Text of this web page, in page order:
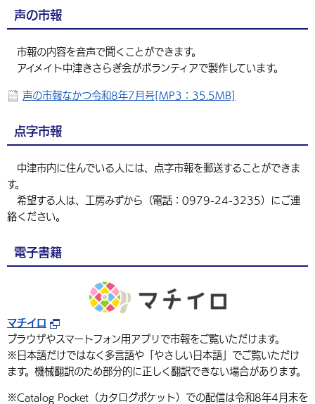
声の市報
市報の内容を音声で聞くことができます。
アイメイト中津きさらぎ会がボランティアで製作しています。
声の市報なかつ令和8年7月号[MP3：35.5MB]
点字市報
中津市内に住んでいる人には、点字市報を郵送することができま
す。
希望する人は、工房みずから（電話：0979-24-3235）にご連
絡ください。
電子書籍
マチイロ
ブラウザやスマートフォン用アプリで市報をご覧いただけます。
※日本語だけではなく多言語や「やさしい日本語」でご覧いただけ
ます。機械翻訳のため部分的に正しく翻訳できない場合があります。
※Catalog Pocket（カタログポケット）での配信は令和8年4月末を